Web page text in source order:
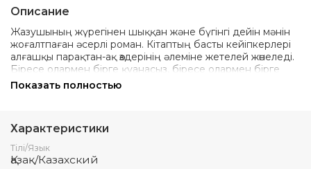
Описание
Жазушының жүрегінен шыққан және бүгінгі дейін мәнін
жоғалтпаған әсерлі роман. Кітаптың басты кейіпкерлері
алғашқы парақтан-ақ өздерінің әлеміне жетелей жөнеледі.
Біресе олармен бірге қуанасыз, біресе олармен бірге
уайымдайсыз. Өзіндік қолтаңбасы бар жазушы Кен
қайнасып кеткен кезде де өзіңді жоғалтып алмай,
құлшыныспен өмір сүруге болатынын көрсететін роман.
Сондай-ақ «Мен кіммін?» деген ең маңызды сұраққа
Показать полностью
Характеристики
Тілі/Язык
Қазақ/Казахский